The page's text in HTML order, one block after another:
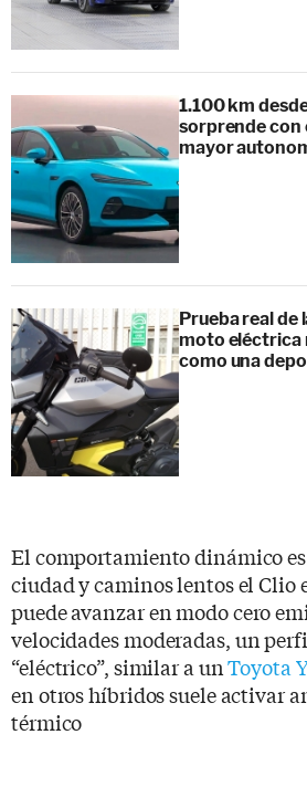
1.100 km
sorprende con
mayor
Prueba real de
moto eléctrica
como una
El comportamiento dinámico
ciudad y caminos lentos el Clio
puede avanzar en modo cero
velocidades moderadas, un
“eléctrico”, similar a unToyota
en otros híbridos suele activar
térmico